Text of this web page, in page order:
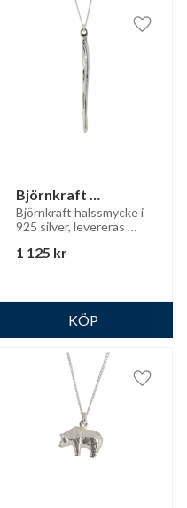
favoriter
Björnkraft
halssmycke
Björnkraft halssmycke i
925 silver, levereras
1 125 kr
Lägg
favoriter Lägg